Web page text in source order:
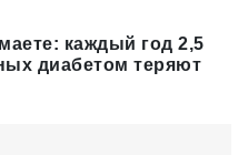
каждый год 2,5
диабетом теряют